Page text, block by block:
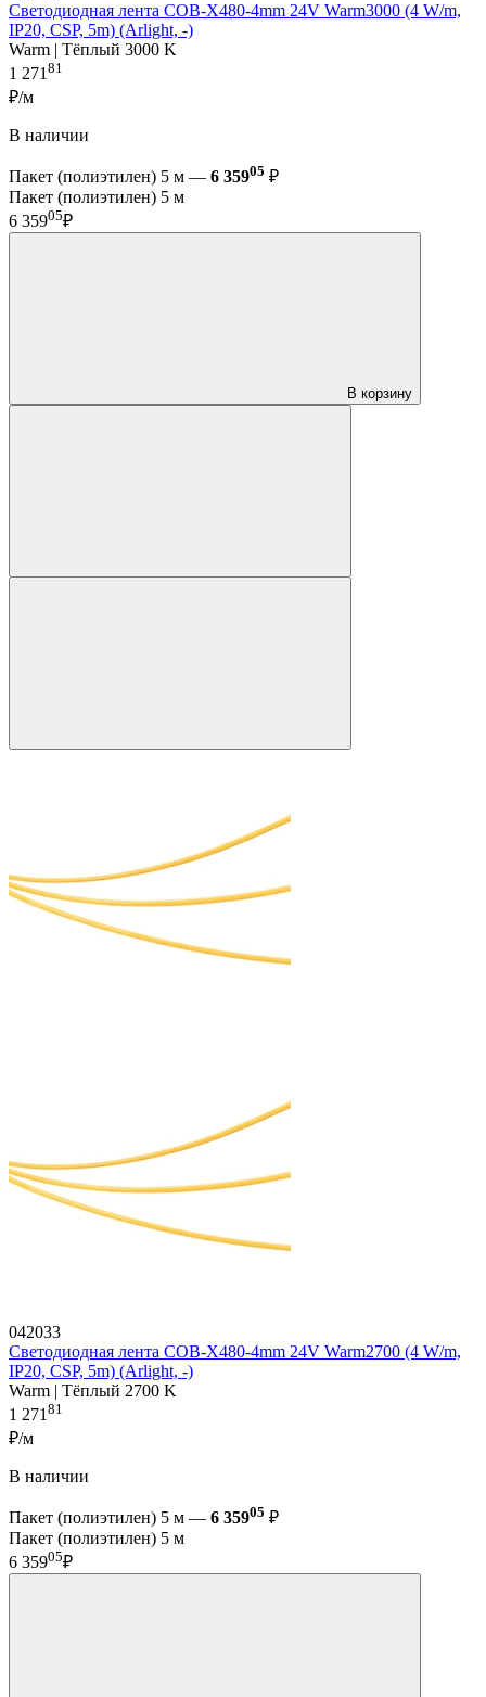
Светодиодная лента COB-X480-4mm 24V Warm3000 (4 W/m,
IP20, CSP, 5m) (Arlight, -)
Warm | Тёплый 3000 K
1 27181
₽/м
В наличии
Пакет (полиэтилен) 5 м — 6 35905 ₽
Пакет (полиэтилен) 5 м
6 35905₽
В корзину
042033
Светодиодная лента COB-X480-4mm 24V Warm2700 (4 W/m,
IP20, CSP, 5m) (Arlight, -)
Warm | Тёплый 2700 K
1 27181
₽/м
В наличии
Пакет (полиэтилен) 5 м — 6 35905 ₽
Пакет (полиэтилен) 5 м
6 35905₽